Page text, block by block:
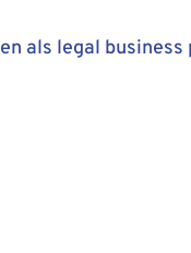
als legal business